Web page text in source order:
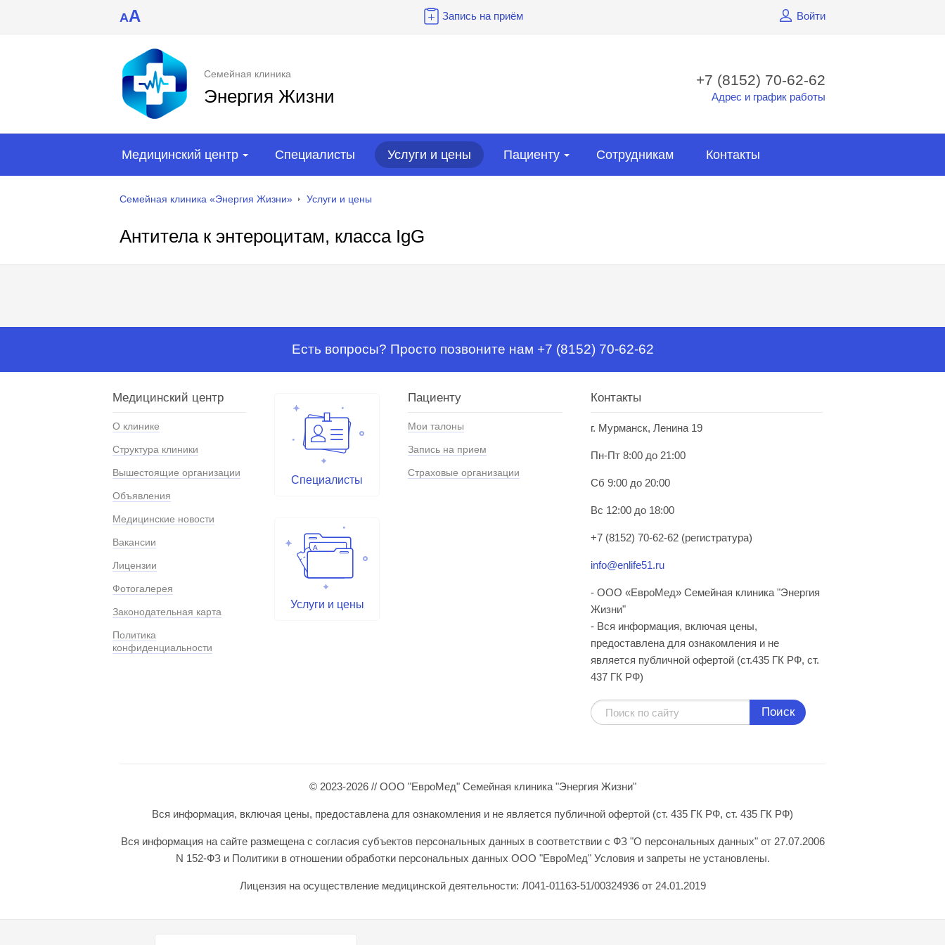
AA Запись на приём Войти
Семейная клиника
Энергия Жизни
+7 (8152) 70-62-62
Адрес и график работы
Медицинский центр Специалисты Услуги и цены Пациенту Сотрудникам Контакты
Семейная клиника «Энергия Жизни» Услуги и цены
Антитела к энтероцитам, класса IgG
Есть вопросы? Просто позвоните нам +7 (8152) 70-62-62
Медицинский центр
О клинике
Структура клиники
Вышестоящие организации
Объявления
Медицинские новости
Вакансии
Лицензии
Фотогалерея
Законодательная карта
Политика
конфиденциальности
Специалисты
Услуги и цены
Пациенту
Мои талоны
Запись на прием
Страховые организации
Контакты
г. Мурманск, Ленина 19
Пн-Пт 8:00 до 21:00
Сб 9:00 до 20:00
Вс 12:00 до 18:00
+7 (8152) 70-62-62 (регистратура)
info@enlife51.ru
- ООО «ЕвроМед» Семейная клиника "Энергия
Жизни"
- Вся информация, включая цены,
предоставлена для ознакомления и не
является публичной офертой (ст.435 ГК РФ, cт.
437 ГК РФ)
Поиск
© 2023-2026 // ООО "ЕвроМед" Семейная клиника "Энергия Жизни"
Вся информация, включая цены, предоставлена для ознакомления и не является публичной офертой (ст. 435 ГК РФ, ст. 435 ГК РФ)
Вся информация на сайте размещена с согласия субъектов персональных данных в соответствии с ФЗ "О персональных данных" от 27.07.2006
N 152-ФЗ и Политики в отношении обработки персональных данных ООО "ЕвроМед" Условия и запреты не установлены.
Лицензия на осуществление медицинской деятельности: Л041-01163-51/00324936 от 24.01.2019